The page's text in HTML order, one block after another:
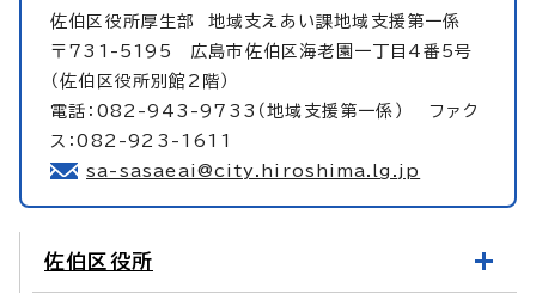
佐伯区役所厚生部 地域支えあい課地域支援第一係
〒731-5195 広島市佐伯区海老園一丁目4番5号
（佐伯区役所別館2階）
電話：082-943-9733（地域支援第一係） ファク
ス：082-923-1611
sa-sasaeai@city.hiroshima.lg.jp
佐伯区役所